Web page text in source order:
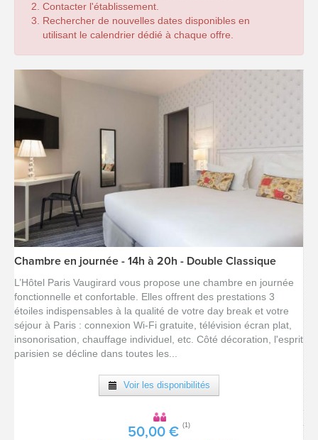
Contacter l'établissement.
Rechercher de nouvelles dates disponibles en
utilisant le calendrier dédié à chaque offre.
[voir la fiche détail]
Chambre en journée - 14h à 20h - Double Classique
L’Hôtel Paris Vaugirard vous propose une chambre en journée
fonctionnelle et confortable. Elles offrent des prestations 3
étoiles indispensables à la qualité de votre day break et votre
séjour à Paris : connexion Wi-Fi gratuite, télévision écran plat,
insonorisation, chauffage individuel, etc. Côté décoration, l'esprit
parisien se décline dans toutes les...
Voir les disponibilités
50,00 €
(1)